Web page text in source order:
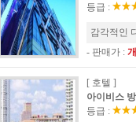
등급 :
감각적인
- 판매가 :
[ 호텔 ]
아이비스
등급 :